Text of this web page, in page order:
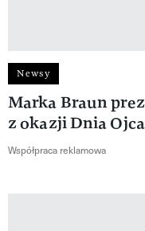
Newsy
Marka Braun
z okazji Dnia Ojca
Współpraca reklamowa